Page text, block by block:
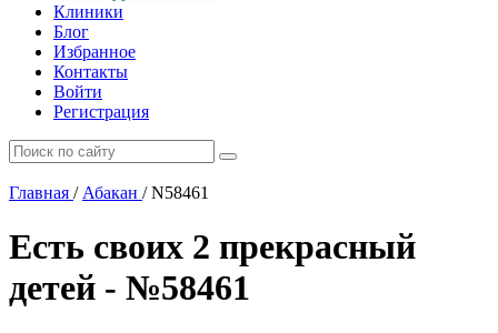
Клиники
Блог
Избранное
Контакты
Войти
Регистрация
Главная / Абакан /N58461
Есть своих 2 прекрасный
детей - №58461